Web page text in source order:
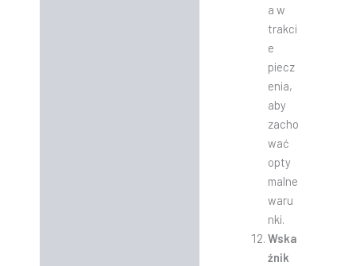
a w
trakci
e
piecz
enia,
aby
zacho
wać
opty
malne
waru
nki.
Wska
źnik